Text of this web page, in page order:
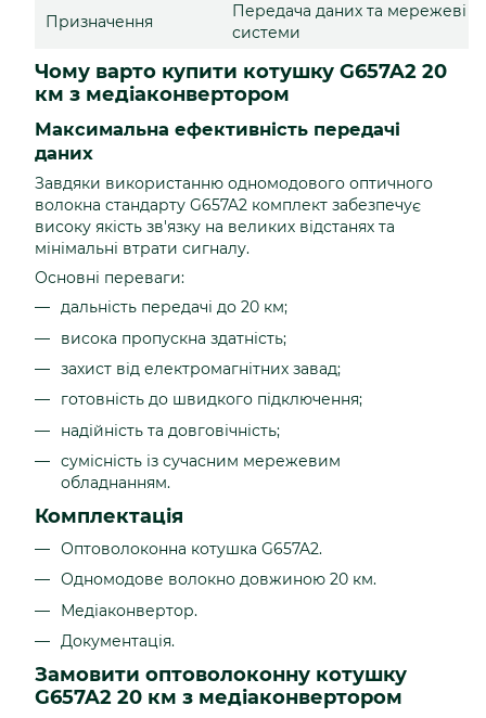
Призначення
Передача даних та мережеві
системи
Чому варто купити котушку G657A2 20
км з медіаконвертором
Максимальна ефективність передачі
даних
Завдяки використанню одномодового оптичного
волокна стандарту G657A2 комплект забезпечує
високу якість зв'язку на великих відстанях та
мінімальні втрати сигналу.
Основні переваги:
дальність передачі до 20 км;
висока пропускна здатність;
захист від електромагнітних завад;
готовність до швидкого підключення;
надійність та довговічність;
сумісність із сучасним мережевим
обладнанням.
Комплектація
Оптоволоконна котушка G657A2.
Одномодове волокно довжиною 20 км.
Медіаконвертор.
Документація.
Замовити оптоволоконну котушку
G657A2 20 км з медіаконвертором